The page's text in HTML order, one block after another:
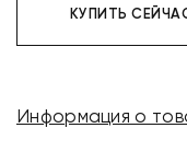
КУПИТЬ
Информация о